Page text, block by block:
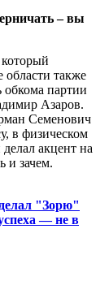
– вы
области также
партии
Азаров.
Семенович
в физическом
акцент на
и зачем.
"Зорю"
— не в